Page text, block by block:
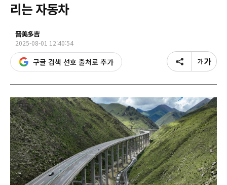
리는 자동차
晋美多吉
2025-08-01 12:40:54
구글 검색 선호 출처로 추가